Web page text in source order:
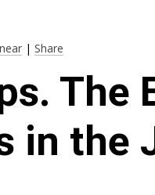
| Share
The
in the